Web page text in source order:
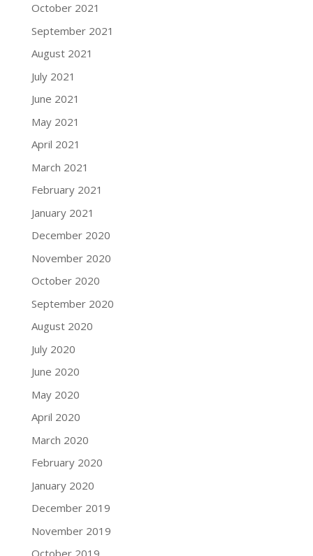
October 2021
September 2021
August 2021
July 2021
June 2021
May 2021
April 2021
March 2021
February 2021
January 2021
December 2020
November 2020
October 2020
September 2020
August 2020
July 2020
June 2020
May 2020
April 2020
March 2020
February 2020
January 2020
December 2019
November 2019
October 2019